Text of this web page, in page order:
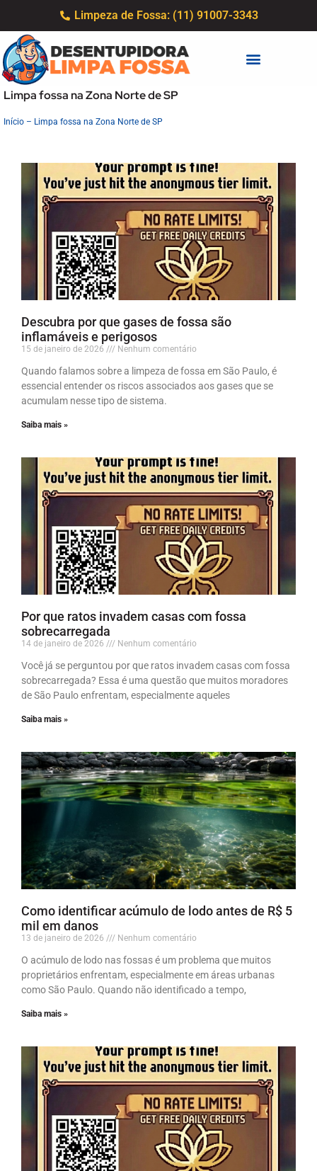
Limpeza de Fossa: (11) 91007-3343
Limpa fossa na Zona Norte de SP
Início – Limpa fossa na Zona Norte de SP
Descubra por que gases de fossa são
inflamáveis e perigosos
15 de janeiro de 2026 Nenhum comentário
Quando falamos sobre a limpeza de fossa em São Paulo, é
essencial entender os riscos associados aos gases que se
acumulam nesse tipo de sistema.
Saiba mais »
Por que ratos invadem casas com fossa
sobrecarregada
14 de janeiro de 2026 Nenhum comentário
Você já se perguntou por que ratos invadem casas com fossa
sobrecarregada? Essa é uma questão que muitos moradores
de São Paulo enfrentam, especialmente aqueles
Saiba mais »
Como identificar acúmulo de lodo antes de R$ 5
mil em danos
13 de janeiro de 2026 Nenhum comentário
O acúmulo de lodo nas fossas é um problema que muitos
proprietários enfrentam, especialmente em áreas urbanas
como São Paulo. Quando não identificado a tempo,
Saiba mais »